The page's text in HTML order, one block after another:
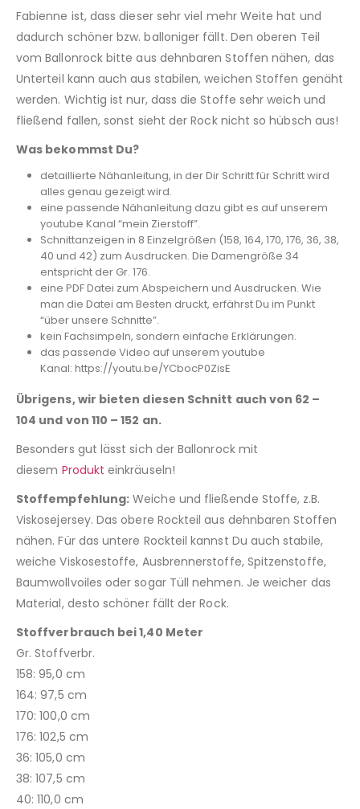
Fabienne ist, dass dieser sehr viel mehr Weite hat und
dadurch schöner bzw. balloniger fällt. Den oberen Teil
vom Ballonrock bitte aus dehnbaren Stoffen nähen, das
Unterteil kann auch aus stabilen, weichen Stoffen genäht
werden. Wichtig ist nur, dass die Stoffe sehr weich und
fließend fallen, sonst sieht der Rock nicht so hübsch aus!
Was bekommst Du?
detaillierte Nähanleitung, in der Dir Schritt für Schritt wird
alles genau gezeigt wird.
eine passende Nähanleitung dazu gibt es auf unserem
youtube Kanal “mein Zierstoff”.
Schnittanzeigen in 8 Einzelgrößen (158, 164, 170, 176, 36, 38,
40 und 42) zum Ausdrucken. Die Damengröße 34
entspricht der Gr. 176.
eine PDF Datei zum Abspeichern und Ausdrucken. Wie
man die Datei am Besten druckt, erfährst Du im Punkt
“über unsere Schnitte”.
kein Fachsimpeln, sondern einfache Erklärungen.
das passende Video auf unserem youtube
Kanal: https://youtu.be/YCbocP0ZisE
Übrigens, wir bieten diesen Schnitt auch von 62 –
104 und von 110 – 152 an.
Besonders gut lässt sich der Ballonrock mit
diesem Produkteinkräuseln!
Stoffempfehlung: Weiche und fließende Stoffe, z.B.
Viskosejersey. Das obere Rockteil aus dehnbaren Stoffen
nähen. Für das untere Rockteil kannst Du auch stabile,
weiche Viskosestoffe, Ausbrennerstoffe, Spitzenstoffe,
Baumwollvoiles oder sogar Tüll nehmen. Je weicher das
Material, desto schöner fällt der Rock.
Stoffverbrauch bei 1,40 Meter
Gr. Stoffverbr.
158: 95,0 cm
164: 97,5 cm
170: 100,0 cm
176: 102,5 cm
36: 105,0 cm
38: 107,5 cm
40: 110,0 cm